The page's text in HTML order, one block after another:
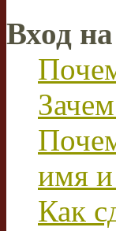
Вход
имя и
Как